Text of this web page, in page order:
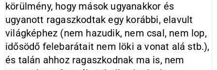
körülmény, hogy mások ugyanakkor és
ugyanott ragaszkodtak egy korábbi, elavult
világképhez (nem hazudik, nem csal, nem lop,
idősödő felebarátait nem löki a vonat alá stb.),
és talán ahhoz ragaszkodnak ma is, nem